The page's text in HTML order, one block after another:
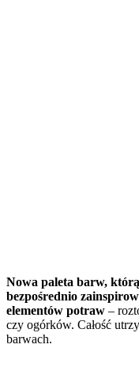
Nowa paleta barw,
bezpośrednio
elementów potraw –
czy ogórków. Całość
barwach.